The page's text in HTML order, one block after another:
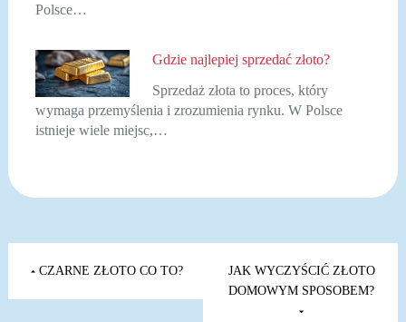
Polsce…
Gdzie najlepiej sprzedać złoto?
Sprzedaż złota to proces, który
wymaga przemyślenia i zrozumienia rynku. W Polsce
istnieje wiele miejsc,…
Nawigacja
wpisu
CZARNE ZŁOTO CO TO?
JAK WYCZYŚCIĆ ZŁOTO
DOMOWYM SPOSOBEM?